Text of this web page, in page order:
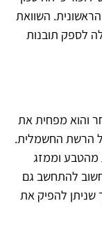
השוואת
לספק תובנות
והוא מפחית את
הרשת החשמלית.
מהטבע וממזג
חשוב להתחשב גם
שניתן להפיק את